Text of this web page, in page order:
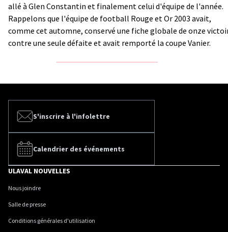
allé à Glen Constantin et finalement celui d'équipe de l'année.
Rappelons que l'équipe de football Rouge et Or 2003 avait,
comme cet automne, conservé une fiche globale de onze
contre une seule défaite et avait remporté la coupe Vanier.
S'inscrire à l'infolettre
Calendrier des événements
ULAVAL NOUVELLES
Nous joindre
Salle de presse
Conditions générales d'utilisation